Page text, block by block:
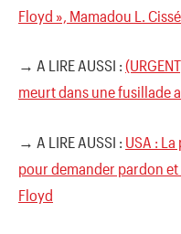
Floyd », Mamadou L.
→ A LIRE AUSSI :
meurt dans une fusillade
→ A LIRE AUSSI : USA :
pour demander pardon
Floyd